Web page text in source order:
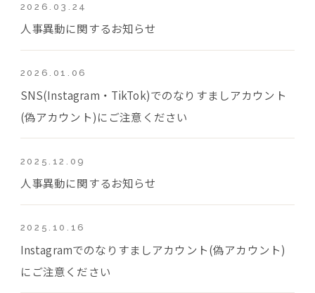
2026.03.24
人事異動に関するお知らせ
2026.01.06
SNS(Instagram・TikTok)でのなりすましアカウント
(偽アカウント)にご注意ください
2025.12.09
人事異動に関するお知らせ
2025.10.16
Instagramでのなりすましアカウント(偽アカウント)
にご注意ください